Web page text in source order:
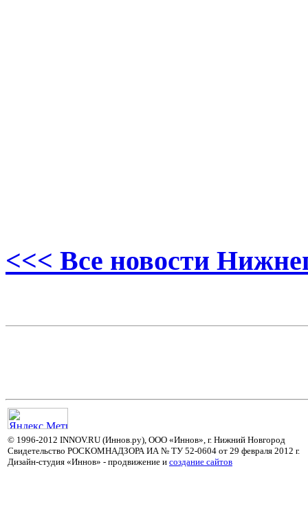
<<< Все новости
© 1996-2012 INNOV.RU (Иннов.ру), ООО «Иннов», г. Нижний Новгород
Свидетельство РОСКОМНАДЗОРА ИА № ТУ 52-0604 от 29 февраля 2012 г.
Дизайн-студия «Иннов» - продвижение и cоздание сайтов